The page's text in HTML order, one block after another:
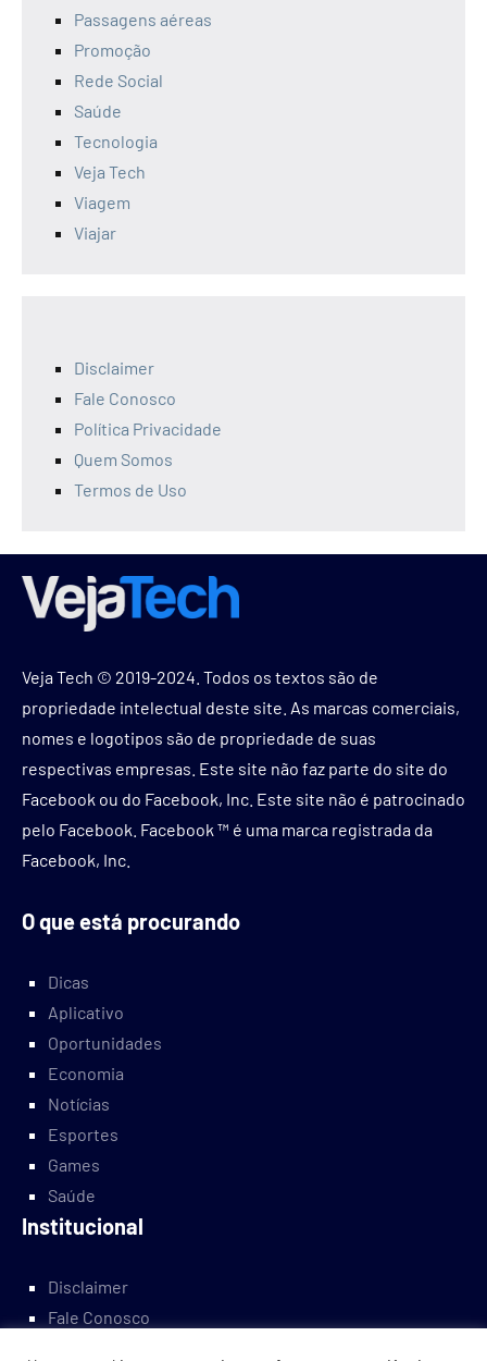
Passagens aéreas
Promoção
Rede Social
Saúde
Tecnologia
Veja Tech
Viagem
Viajar
Disclaimer
Fale Conosco
Política Privacidade
Quem Somos
Termos de Uso
Veja Tech © 2019-2024. Todos os textos são de
propriedade intelectual deste site. As marcas comerciais,
nomes e logotipos são de propriedade de suas
respectivas empresas. Este site não faz parte do site do
Facebook ou do Facebook, Inc. Este site não é patrocinado
pelo Facebook. Facebook ™ é uma marca registrada da
Facebook, Inc.
O que está procurando
Dicas
Aplicativo
Oportunidades
Economia
Notícias
Esportes
Games
Saúde
Institucional
Disclaimer
Fale Conosco